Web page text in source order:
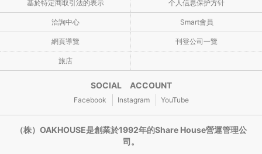
基於特定商取引法的表示 个人信息保护方针
洽詢中心 Smart會員
網頁導覽 刊登公司一覽
旅店
SOCIAL ACCOUNT
Facebook Instagram YouTube
（株）OAKHOUSE是創業於1992年的Share House營運管理公
司。